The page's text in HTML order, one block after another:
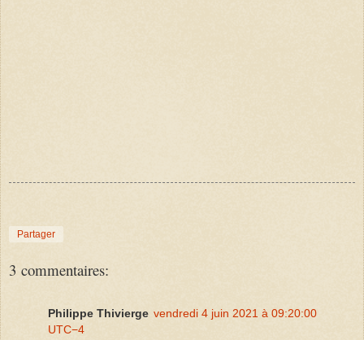
Partager
3 commentaires:
Philippe Thivierge vendredi 4 juin 2021 à 09:20:00
UTC−4